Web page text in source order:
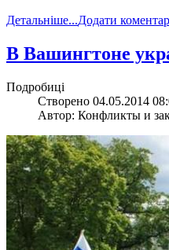
Детальніше...Додати коментар
В Вашингтоне
Подробиці
Створено 04.05.2014
Автор: Конфликты и